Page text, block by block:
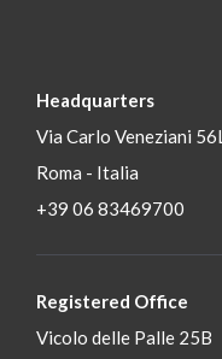
Headquarters
Via Carlo Veneziani 56L
Roma - Italia
+39 06 83469700
Registered Office
Vicolo delle Palle 25B